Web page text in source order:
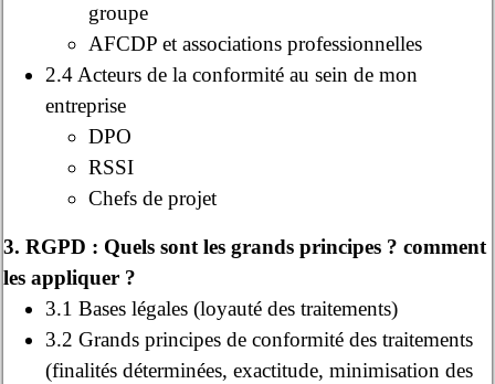
groupe
AFCDP et associations professionnelles
2.4 Acteurs de la conformité au sein de mon
entreprise
DPO
RSSI
Chefs de projet
3. RGPD : Quels sont les grands principes ? comment
les appliquer ?
3.1 Bases légales (loyauté des traitements)
3.2 Grands principes de conformité des traitements
(finalités déterminées, exactitude, minimisation des